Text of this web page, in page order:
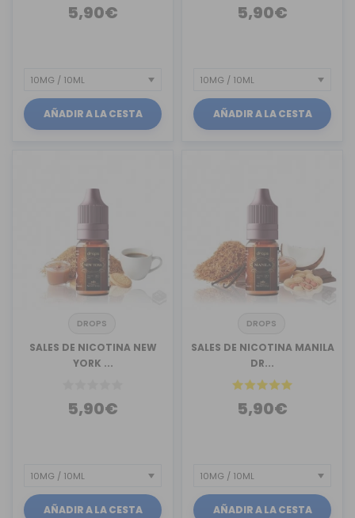
5,90€
AÑADIR A LA CESTA
5,90€
AÑADIR A LA CESTA
DROPS
SALES DE NICOTINA NEW
YORK ...
5,90€
AÑADIR A LA CESTA
DROPS
SALES DE NICOTINA MANILA
DR...
5,90€
AÑADIR A LA CESTA